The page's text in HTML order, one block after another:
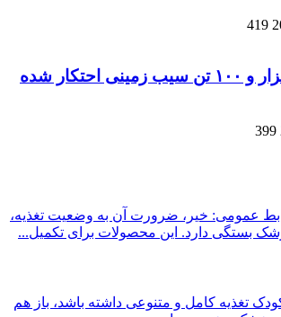
419
کشف یک هزار و ۱۰۰ تن سیب زمینی احتکار شده
399
عمومی: خیر، ضرورت آن به وضعیت تغذیه،
بستگی دارد. این محصولات برای تکمیل...
تغذیه کامل و متنوعی داشته باشد، باز هم